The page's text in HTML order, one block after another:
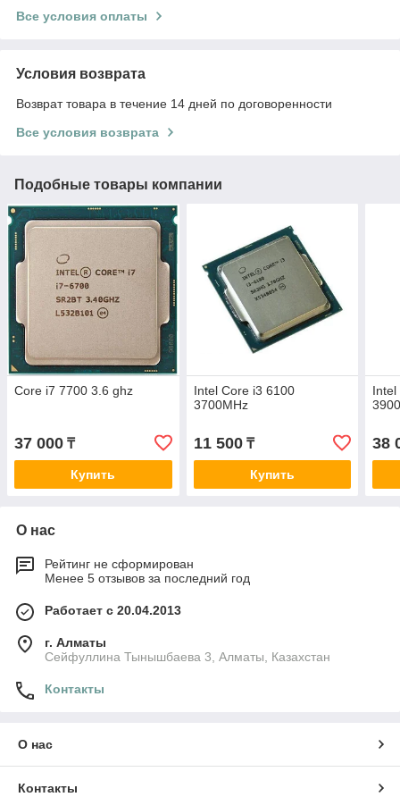
Все условия оплаты
Условия возврата
Возврат товара в течение 14 дней по договоренности
Все условия возврата
Подобные товары компании
Core i7 7700 3.6 ghz
37 000 ₸
Купить
Intel Core i3 6100
3700MHz
11 500₸
Купить
Intel
38
О нас
Рейтинг не сформирован
Менее 5 отзывов за последний год
Работает с 20.04.2013
г. Алматы
Сейфуллина Тынышбаева 3, Алматы, Казахстан
Контакты
О нас
Контакты